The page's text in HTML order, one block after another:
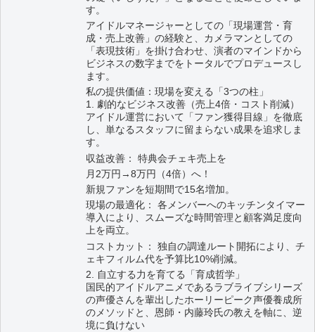
す。
アイドルマネージャーとしての「現場運営・育
成・売上改善」の経験と、カメラマンとしての
「表現技術」を掛け合わせ、演者のマインドから
ビジネスの数字までをトータルでプロデュースし
ます。
私の提供価値：現場を変える「3つの柱」
1. 劇的なビジネス改善（売上4倍・コスト削減）
アイドル運営において「ファン獲得目線」を徹底
し、単なるスタッフに留まらない成果を追求しま
す。
収益改善： 特典会チェキ売上を
月2万円→8万円（4倍）へ！
新規ファンを短期間で15名増加。
現場の最適化： 各メンバーへのキッチンタイマー
導入により、スムーズな時間管理と顧客満足度向
上を両立。
コストカット： 独自の調達ルート開拓により、チ
ェキフィルム代を予算比10%削減。
2. 自立する力を育てる「育成哲学」
国民的アイドルアニメであるラブライブシリーズ
の声優さんを輩出したホーリーピーク声優養成所
のメソッドと、恩師・内藤玲氏の教えを軸に、逆
境に負けない